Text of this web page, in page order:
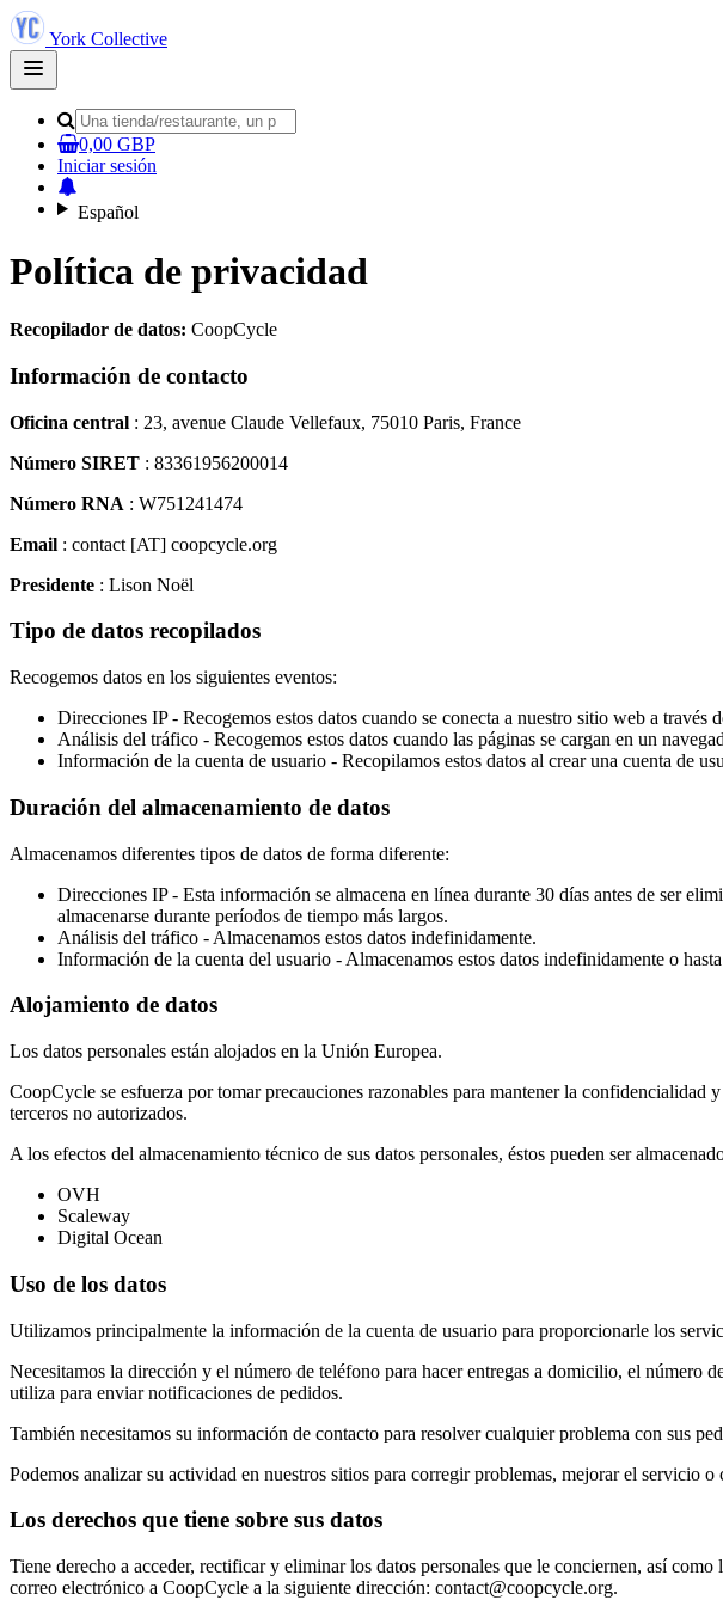
York Collective
Open
main
0,00 GBP
Iniciar sesión
Español
Política de privacidad
Recopilador de datos: CoopCycle
Información de contacto
Oficina central : 23, avenue Claude Vellefaux, 75010 Paris, France
Número SIRET : 83361956200014
Número RNA : W751241474
Email : contact [AT] coopcycle.org
Presidente : Lison Noël
Tipo de datos recopilados
Recogemos datos en los siguientes eventos:
Direcciones IP - Recogemos estos datos cuando se conecta a nuestro sitio web a través
Análisis del tráfico - Recogemos estos datos cuando las páginas se cargan en un
Información de la cuenta de usuario - Recopilamos estos datos al crear una cuenta de
Duración del almacenamiento de datos
Almacenamos diferentes tipos de datos de forma diferente:
Direcciones IP - Esta información se almacena en línea durante 30 días antes de ser
almacenarse durante períodos de tiempo más largos.
Análisis del tráfico - Almacenamos estos datos indefinidamente.
Información de la cuenta del usuario - Almacenamos estos datos indefinidamente o
Alojamiento de datos
Los datos personales están alojados en la Unión Europea.
CoopCycle se esfuerza por tomar precauciones razonables para mantener la confidencialidad
terceros no autorizados.
A los efectos del almacenamiento técnico de sus datos personales, éstos pueden ser
OVH
Scaleway
Digital Ocean
Uso de los datos
Utilizamos principalmente la información de la cuenta de usuario para proporcionarle los
Necesitamos la dirección y el número de teléfono para hacer entregas a domicilio, el
utiliza para enviar notificaciones de pedidos.
También necesitamos su información de contacto para resolver cualquier problema con sus
Podemos analizar su actividad en nuestros sitios para corregir problemas, mejorar el servicio o
Los derechos que tiene sobre sus datos
Tiene derecho a acceder, rectificar y eliminar los datos personales que le conciernen, así
correo electrónico a CoopCycle a la siguiente dirección: contact@coopcycle.org.